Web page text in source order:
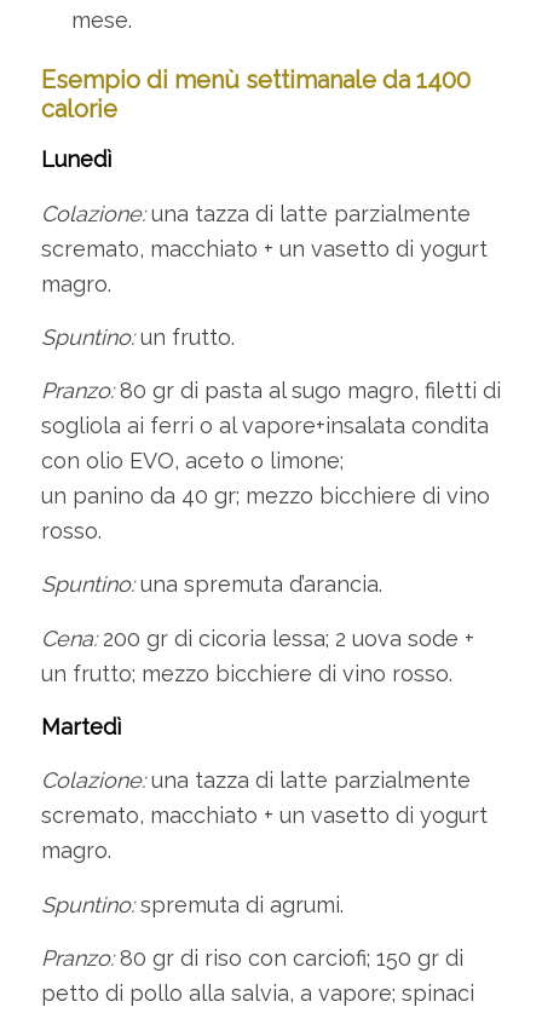
mese.
Esempio di menù settimanale da 1400
calorie
Lunedì
Colazione:una tazza di latte parzialmente
scremato, macchiato + un vasetto di yogurt
magro.
Spuntino:un frutto.
Pranzo:80 gr di pasta al sugo magro, filetti di
sogliola ai ferri o al vapore+insalata condita
con olio EVO, aceto o limone;
un panino da 40 gr; mezzo bicchiere di vino
rosso.
Spuntino:una spremuta d’arancia.
Cena:200 gr di cicoria lessa; 2 uova sode +
un frutto; mezzo bicchiere di vino rosso.
Martedì
Colazione:una tazza di latte parzialmente
scremato, macchiato + un vasetto di yogurt
magro.
Spuntino:spremuta di agrumi.
Pranzo:80 gr di riso con carciofi; 150 gr di
petto di pollo alla salvia, a vapore; spinaci